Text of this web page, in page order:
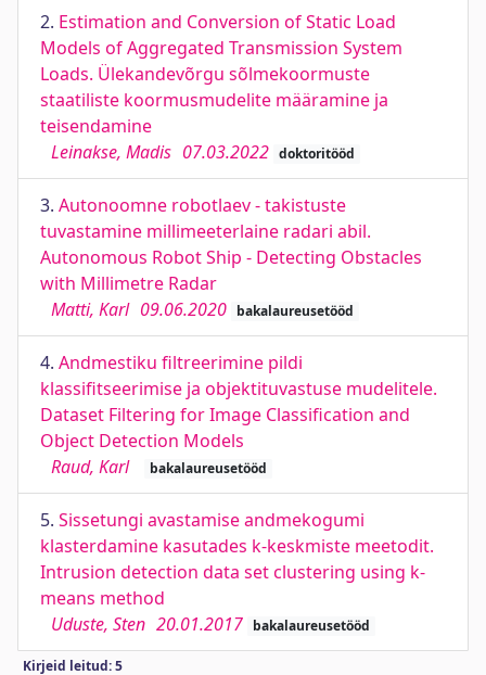
2. Estimation and Conversion of Static Load
Models of Aggregated Transmission System
Loads. Ülekandevõrgu sõlmekoormuste
staatiliste koormusmudelite määramine ja
teisendamine
Leinakse, Madis 07.03.2022 doktoritööd
3. Autonoomne robotlaev - takistuste
tuvastamine millimeeterlaine radari abil.
Autonomous Robot Ship - Detecting Obstacles
with Millimetre Radar
Matti, Karl 09.06.2020 bakalaureusetööd
4. Andmestiku filtreerimine pildi
klassifitseerimise ja objektituvastuse mudelitele.
Dataset Filtering for Image Classification and
Object Detection Models
Raud, Karl
bakalaureusetööd
5. Sissetungi avastamise andmekogumi
klasterdamine kasutades k-keskmiste meetodit.
Intrusion detection data set clustering using k-
means method
Uduste, Sten 20.01.2017 bakalaureusetööd
Kirjeid leitud: 5